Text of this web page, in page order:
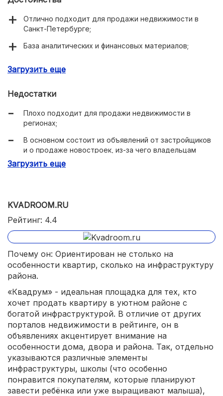
Отлично подходит для продажи недвижимости в
Санкт-Петербурге;
База аналитических и финансовых материалов;
Загрузить еще
Недостатки
Плохо подходит для продажи недвижимости в
регионах;
В основном состоит из объявлений от застройщиков
и о продаже новостроек, из-за чего владельцам
квартир вторичного рынка будет сложно
конкурировать.
Загрузить еще
KVADROOM.RU
Рейтинг: 4.4
Почему он: Ориентирован не столько на
особенности квартир, сколько на инфраструктуру
района.
«Квадрум» - идеальная площадка для тех, кто
хочет продать квартиру в уютном районе с
богатой инфраструктурой. В отличие от других
порталов недвижимости в рейтинге, он в
объявлениях акцентирует внимание на
особенности дома, двора и района. Так, отдельно
указываются различные элементы
инфраструктуры, школы (что особенно
понравится покупателям, которые планируют
завести ребёнка или уже выращивают малыша),